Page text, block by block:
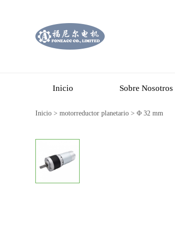
Inicio Sobre Nosotros
Inicio > motorreductor planetario > Φ 32 mm